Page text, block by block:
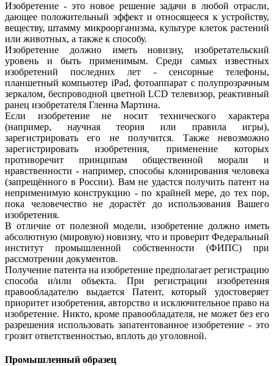
Изобретение - это новое решение задачи в любой отрасли,
дающее положительный эффект и относящееся к устройству,
веществу, штамму микроорганизма, культуре клеток растений
или животных, а также к способу.
Изобретение должно иметь новизну, изобретательский
уровень и быть применимым. Среди самых известных
изобретений последних лет - сенсорные телефоны,
планшетный компьютер iPad, фотоаппарат с полупрозрачным
зеркалом, беспроводной цветной LCD телевизор, реактивный
ранец изобретателя Гленна Мартина.
Если изобретение не носит технического характера
(например, научная теория или правила игры),
зарегистрировать его не получится. Также невозможно
зарегистрировать изобретения, применение которых
противоречит принципам общественной морали и
нравственности - например, способы клонирования человека
(запрещённого в России). Вам не удастся получить патент на
неприменимую конструкцию - по крайней мере, до тех пор,
пока человечество не дорастёт до использования Вашего
изобретения.
В отличие от полезной модели, изобретение должно иметь
абсолютную (мировую) новизну, что и проверит Федеральный
институт промышленной собственности (ФИПС) при
рассмотрении документов.
Получение патента на изобретение предполагает регистрацию
способа и/или объекта. При регистрации изобретения
правообладателю выдается Патент, который удостоверяет
приоритет изобретения, авторство и исключительное право на
изобретение. Никто, кроме правообладателя, не может без его
разрешения использовать запатентованное изобретение - это
грозит ответственностью, вплоть до уголовной.
Промышленный образец